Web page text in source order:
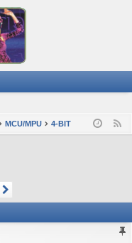
MCU/MPU 4-BIT